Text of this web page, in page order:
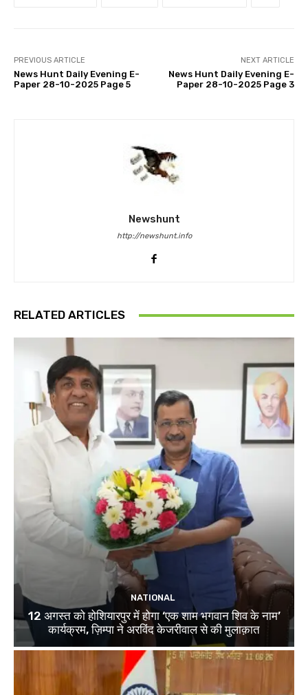
PREVIOUS ARTICLE
News Hunt Daily Evening E-
Paper 28-10-2025 Page 5
NEXT ARTICLE
News Hunt Daily Evening E-
Paper 28-10-2025 Page 3
Newshunt
http://newshunt.info
RELATED ARTICLES
NATIONAL
12 अगस्त को होशियारपुर में होगा ‘एक शाम भगवान शिव के नाम’
कार्यक्रम, ज़िम्पा ने अरविंद केजरीवाल से की मुलाक़ात